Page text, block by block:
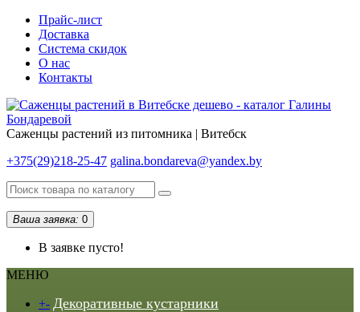
Прайс-лист
Доставка
Система скидок
О нас
Контакты
Саженцы растений из питомника | Витебск
+375(29)218-25-47 galina.bondareva@yandex.by
Ваша заявка: 0
В заявке пусто!
МЕНЮ
+- Декоративные кустарники